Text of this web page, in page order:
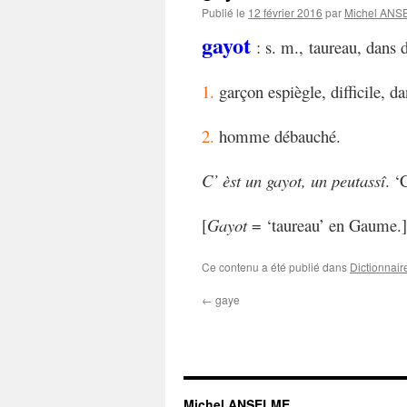
Publié le 12 février 2016 par Michel
gayot : s. m., taureau, dans
1. garçon espiègle, difficile,
2. homme débauché.
C’ èst un gayot, un peutassî.
[Gayot= ‘taureau’ en Gaume.]
Ce contenu a été publié dans
← gaye